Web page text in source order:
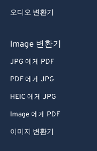
오디오 변환기
Image 변환기
JPG 에게 PDF
PDF 에게 JPG
HEIC 에게 JPG
Image 에게 PDF
이미지 변환기